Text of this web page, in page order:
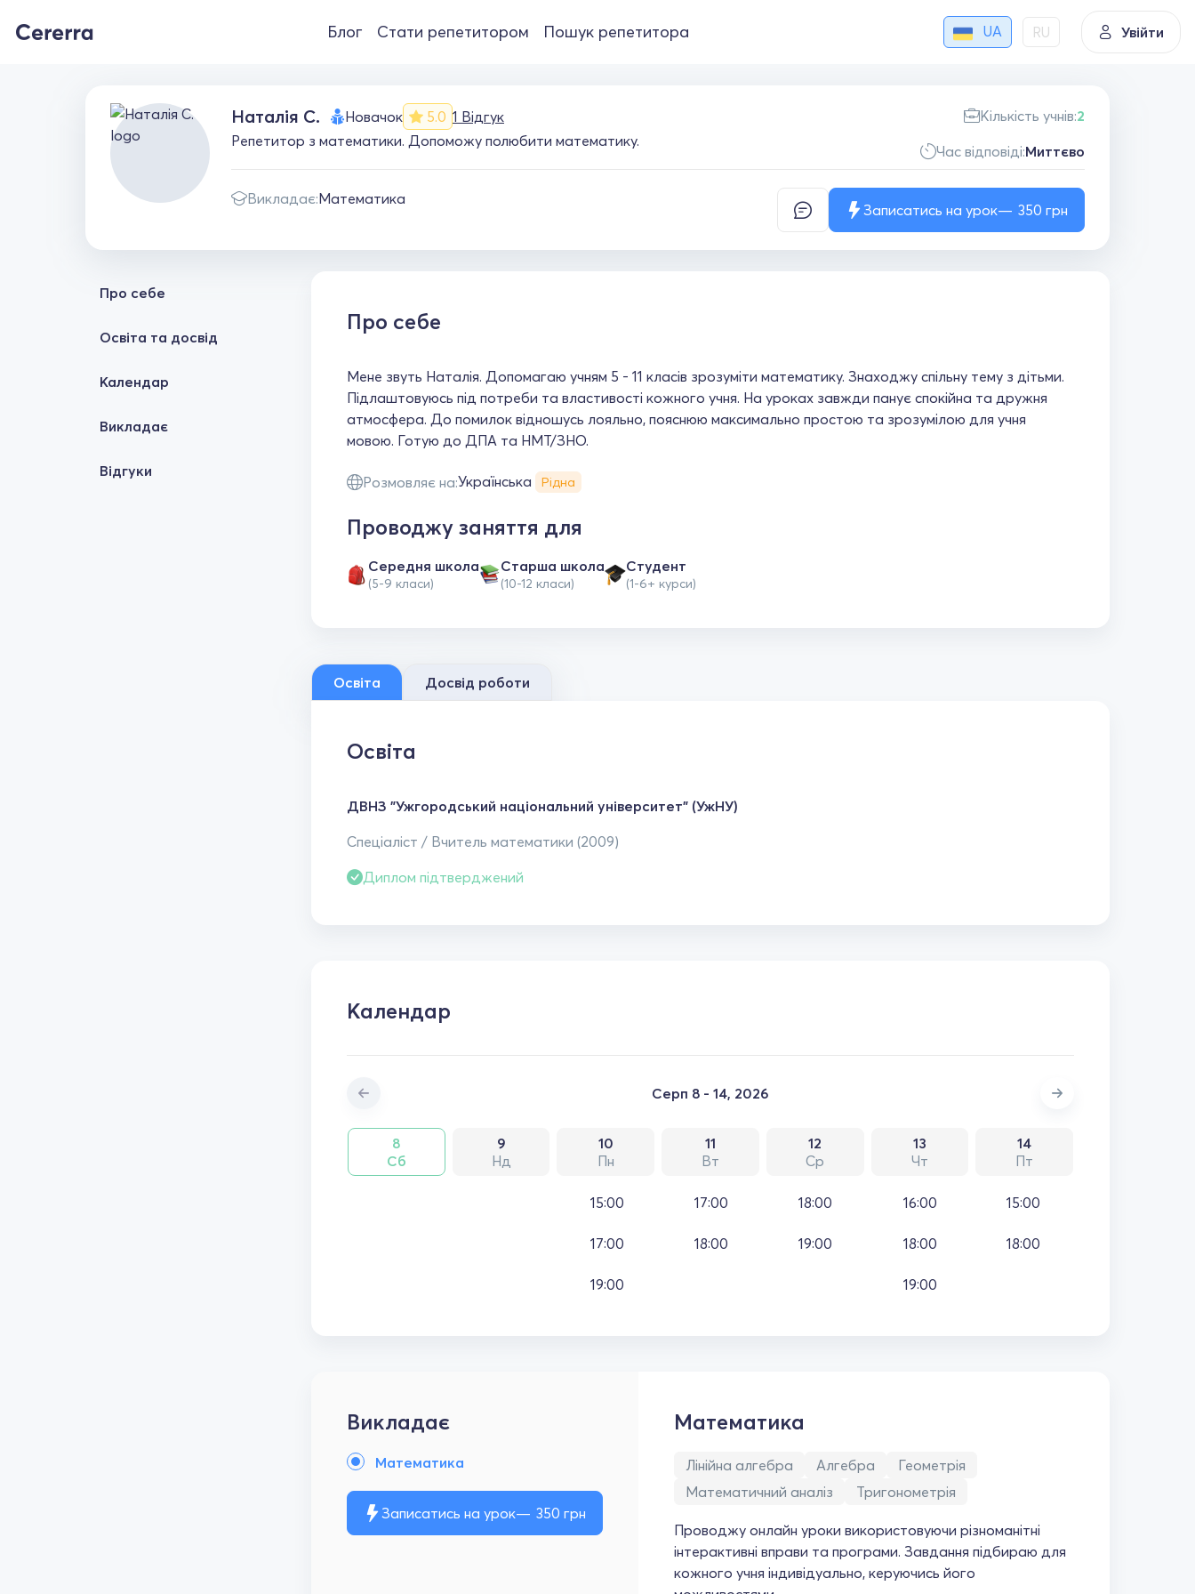
Блог Стати репетитором Пошук репетитора UA RU Увійти
Наталія С. Новачок 5.0 1 Відгук
Репетитор з математики. Допоможу полюбити математику.
Викладає:Математика
Кількість учнів:2
Час відповіді:Миттєво
Записатись на урок 350 грн
Про себе
Освіта та досвід
Календар
Викладає
Відгуки
Про себе
Мене звуть Наталія. Допомагаю учням 5 - 11 класів зрозуміти математику. Знаходжу спільну тему з дітьми.
Підлаштовуюсь під потреби та властивості кожного учня. На уроках завжди панує спокійна та дружня
атмосфера. До помилок відношусь лояльно, пояснюю максимально простою та зрозумілою для учня
мовою. Готую до ДПА та НМТ/ЗНО.
Розмовляє на:Українська Рідна
Проводжу заняття для
Середня школа
(5-9 класи)
Старша школа
(10-12 класи)
Студент
(1-6+ курси)
Освіта Досвід роботи
Освіта
ДВНЗ "Ужгородський національний університет" (УжНУ)
Спеціаліст / Вчитель математики (2009)
Диплом підтверджений
Календар
Серп 8 - 14, 2026
8
Сб
9
Нд
10
Пн
11
Вт
12
Ср
13
Чт
14
Пт
15:00
17:00
19:00
17:00
18:00
18:00
19:00
16:00
18:00
19:00
15:00
18:00
Викладає
Математика
Записатись на урок 350 грн
Математика
Лінійна алгебра Алгебра
Геометрія
Математичний аналіз
Тригонометрія
Проводжу онлайн уроки використовуючи різноманітні
інтерактивні вправи та програми. Завдання підбираю для
кожного учня індивідуально, керуючись його